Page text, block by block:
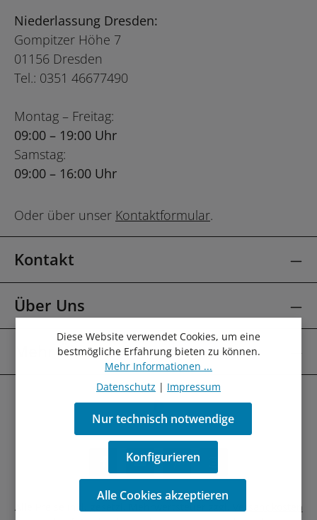
Niederlassung Dresden:
Gompitzer Höhe 7
01156 Dresden
Tel.: 0351 46677490
Montag – Freitag:
09:00 – 19:00 Uhr
Samstag:
09:00 – 16:00 Uhr
Oder über unser Kontaktformular.
Kontakt
Über Uns
Mehr Über
Alle Preise inkl. gesetzl. Mehrwertsteuer zzgl.
Versandkosten
Diese Website verwendet Cookies, um eine
bestmögliche Erfahrung bieten zu können.
Mehr Informationen ...
Datenschutz | Impressum
Nur technisch notwendige
Konfigurieren
Alle Cookies akzeptieren